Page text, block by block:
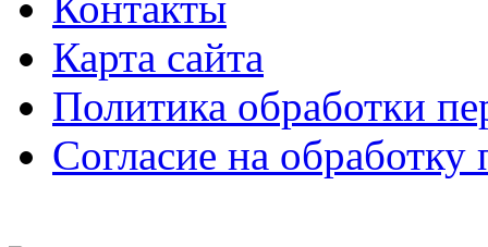
Карта сайта
Политика обработки
Согласие на